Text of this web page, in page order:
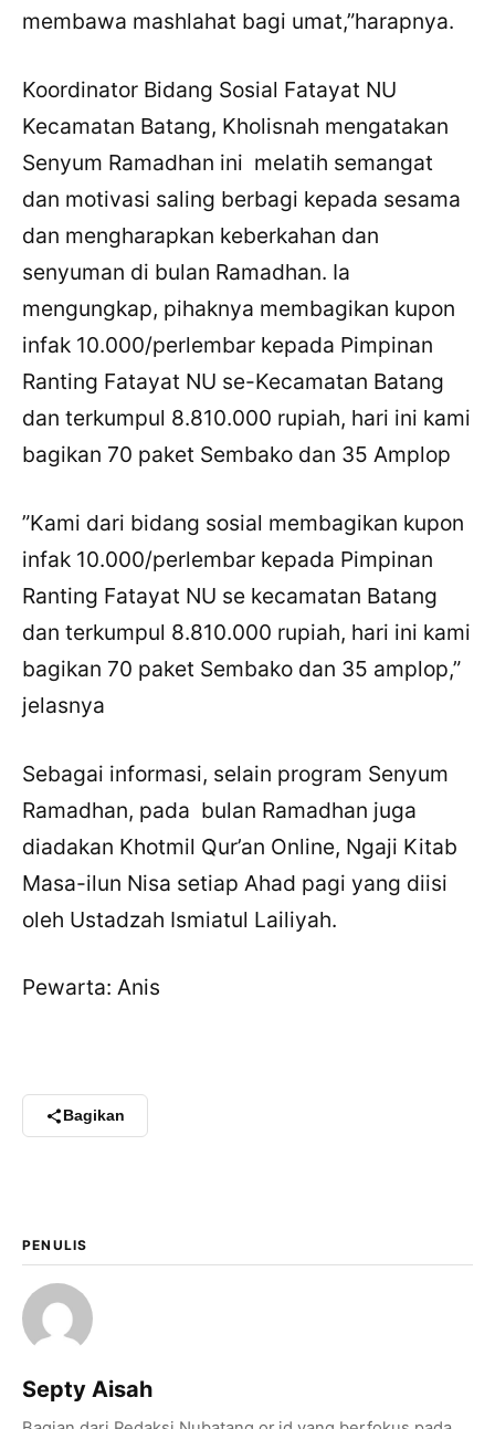
membawa mashlahat bagi umat,”harapnya.
Koordinator Bidang Sosial Fatayat NU
Kecamatan Batang, Kholisnah mengatakan
Senyum Ramadhan ini melatih semangat
dan motivasi saling berbagi kepada sesama
dan mengharapkan keberkahan dan
senyuman di bulan Ramadhan. Ia
mengungkap, pihaknya membagikan kupon
infak 10.000/perlembar kepada Pimpinan
Ranting Fatayat NU se-Kecamatan Batang
dan terkumpul 8.810.000 rupiah, hari ini kami
bagikan 70 paket Sembako dan 35 Amplop
”Kami dari bidang sosial membagikan kupon
infak 10.000/perlembar kepada Pimpinan
Ranting Fatayat NU se kecamatan Batang
dan terkumpul 8.810.000 rupiah, hari ini kami
bagikan 70 paket Sembako dan 35 amplop,”
jelasnya
Sebagai informasi, selain program Senyum
Ramadhan, pada bulan Ramadhan juga
diadakan Khotmil Qur’an Online, Ngaji Kitab
Masa-ilun Nisa setiap Ahad pagi yang diisi
oleh Ustadzah Ismiatul Lailiyah.
Pewarta: Anis
Bagikan
PENULIS
Septy Aisah